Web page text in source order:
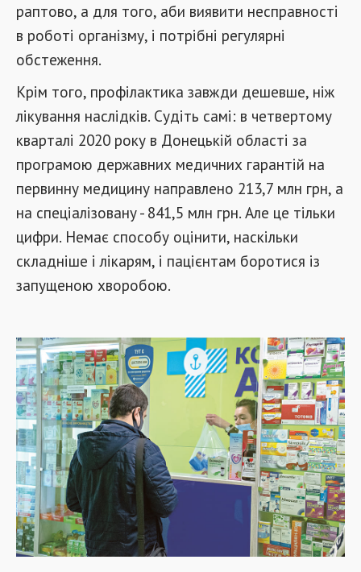
раптово, а для того, аби виявити несправності
в роботі організму, і потрібні регулярні
обстеження.
Крім того, профілактика завжди дешевше, ніж
лікування наслідків. Судіть самі: в четвертому
кварталі 2020 року в Донецькій області за
програмою державних медичних гарантій на
первинну медицину направлено 213,7 млн ​​грн, а
на спеціалізовану - 841,5 млн грн. Але це тільки
цифри. Немає способу оцінити, наскільки
складніше і лікарям, і пацієнтам боротися із
запущеною хворобою.